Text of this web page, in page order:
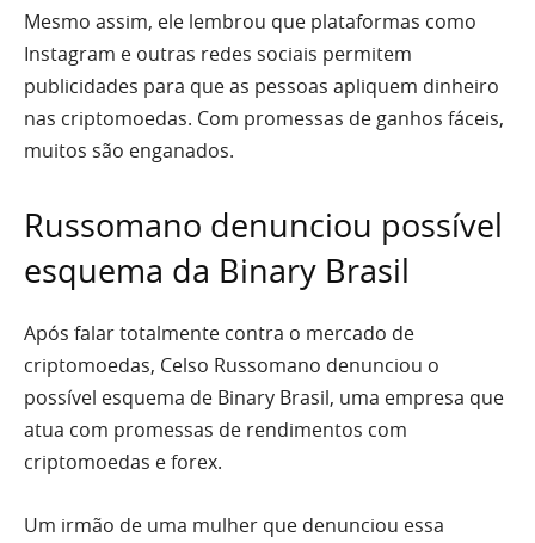
Mesmo assim, ele lembrou que plataformas como
Instagram e outras redes sociais permitem
publicidades para que as pessoas apliquem dinheiro
nas criptomoedas. Com promessas de ganhos fáceis,
muitos são enganados.
Russomano denunciou possível
esquema da Binary Brasil
Após falar totalmente contra o mercado de
criptomoedas, Celso Russomano denunciou o
possível esquema de Binary Brasil, uma empresa que
atua com promessas de rendimentos com
criptomoedas e forex.
Um irmão de uma mulher que denunciou essa